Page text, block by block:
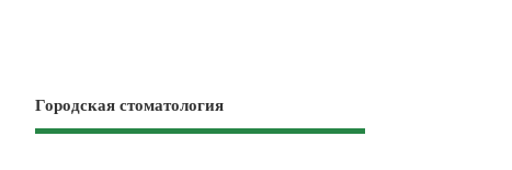
Городская стоматология